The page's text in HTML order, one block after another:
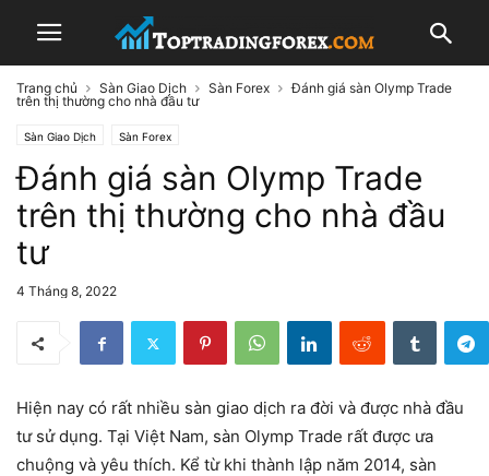
Trang chủ Sàn Giao Dịch Sàn Forex
Đánh giá sàn Olymp Trade
trên thị thường cho nhà đầu tư
Sàn Giao Dịch Sàn Forex
Đánh giá sàn Olymp Trade
trên thị thường cho nhà đầu
tư
4 Tháng 8, 2022
Hiện nay có rất nhiều sàn giao dịch ra đời và được nhà đầu
tư sử dụng. Tại Việt Nam, sàn Olymp Trade rất được ưa
chuộng và yêu thích. Kể từ khi thành lập năm 2014, sàn